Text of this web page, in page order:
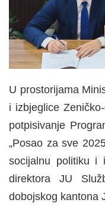
l
U prostorijama
i izbjeglice
potpisivanje
„Posao za sve
socijalnu politiku i
direktora JU
dobojskog kantona